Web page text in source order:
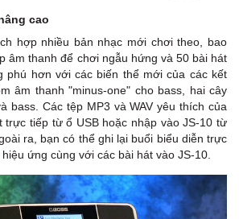
cao
hợp nhiều bản nhạc mới chơi theo, bao
âm thanh để chơi ngẫu hứng và 50 bài hát
phú hơn với các biến thể mới của các kết
âm thanh "minus-one" cho bass, hai cây
bass. Các tệp MP3 và WAV yêu thích của
trực tiếp từ ổ USB hoặc nhập vào JS-10 từ
ra, bạn có thể ghi lại buổi biểu diễn trực
ứng cùng với các bài hát vào JS-10.